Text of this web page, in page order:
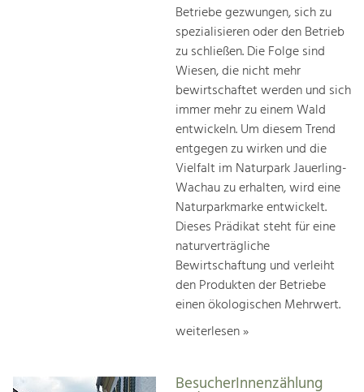
Betriebe gezwungen, sich zu
spezialisieren oder den Betrieb
zu schließen. Die Folge sind
Wiesen, die nicht mehr
bewirtschaftet werden und sich
immer mehr zu einem Wald
entwickeln. Um diesem Trend
entgegen zu wirken und die
Vielfalt im Naturpark Jauerling-
Wachau zu erhalten, wird eine
Naturparkmarke entwickelt.
Dieses Prädikat steht für eine
naturverträgliche
Bewirtschaftung und verleiht
den Produkten der Betriebe
einen ökologischen Mehrwert.
weiterlesen »
BesucherInnenzählung